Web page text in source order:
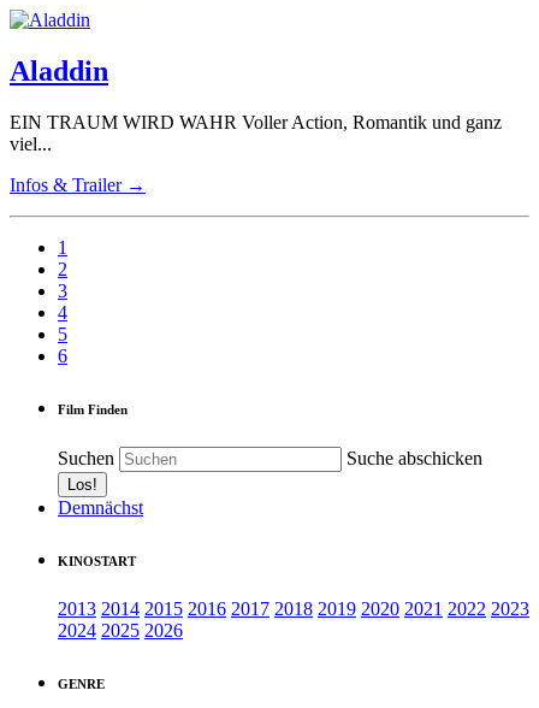
Aladdin
EIN TRAUM WIRD WAHR Voller Action, Romantik und ganz
viel...
Infos & Trailer →
1
2
3
4
5
6
Film Finden
Suchen Suche abschicken
Demnächst
KINOSTART
2013 2014 2015 2016 2017 2018 2019 2020 2021 2022 2023
2024 2025 2026
GENRE